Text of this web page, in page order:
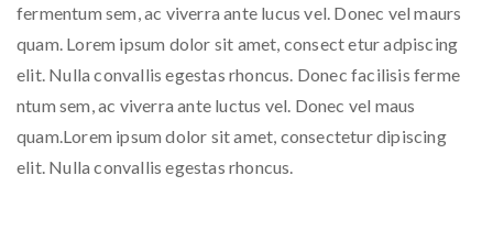
fermentum sem, ac viverra ante lucus vel. Donec vel maurs
quam. Lorem ipsum dolor sit amet, consect etur adpiscing
elit. Nulla convallis egestas rhoncus. Donec facilisis ferme
ntum sem, ac viverra ante luctus vel. Donec vel maus
quam.Lorem ipsum dolor sit amet, consectetur dipiscing
elit. Nulla convallis egestas rhoncus.